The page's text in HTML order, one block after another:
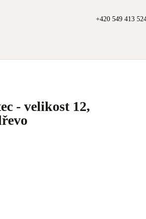
+420 549 413
- velikost 12,